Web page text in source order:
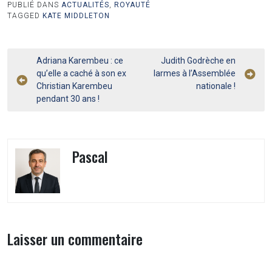
PUBLIÉ DANS ACTUALITÉS, ROYAUTÉ
TAGGED KATE MIDDLETON
Navigation
de
l’article
Adriana Karembeu : ce
qu’elle a caché à son ex
Christian Karembeu
pendant 30 ans !
Judith Godrèche en
larmes à l’Assemblée
nationale !
Pascal
Laisser un commentaire